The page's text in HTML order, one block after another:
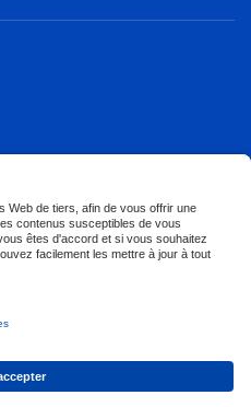
Privacy Settings